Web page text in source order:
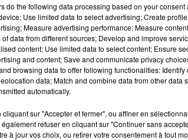
do the following data processing based on your
Use limited data to select advertising; Create
Measure advertising performance; Measure
data from different sources; Develop and improve
content; Use limited data to select content; Ensure
and content; Save and communicate privacy
browsing data to offer following functionalities:
data; Match and combine data from other data
automatically.
sur "Accepter et fermer", ou affiner en
refuser en cliquant sur "Continuer sans
à jour vos choix, ou retirer votre consentement à tout